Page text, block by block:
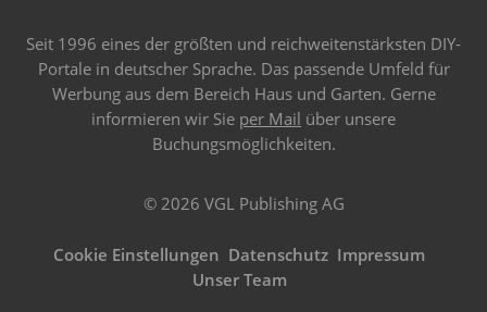
Seit 1996 eines der größten und reichweitenstärksten DIY-
Portale in deutscher Sprache. Das passende Umfeld für
Werbung aus dem Bereich Haus und Garten. Gerne
informieren wir Sie per Mail über unsere
Buchungsmöglichkeiten.
© 2026 VGL Publishing AG
Cookie Einstellungen Datenschutz Impressum
Unser Team